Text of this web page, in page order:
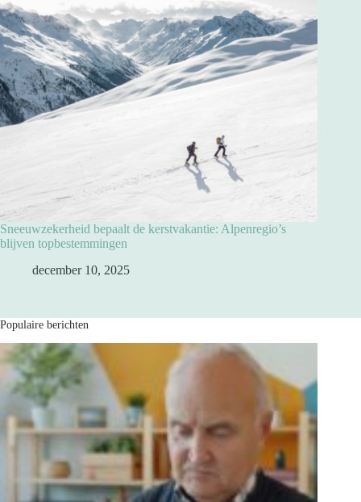
Sneeuwzekerheid bepaalt de kerstvakantie: Alpenregio’s
blijven topbestemmingen
december 10, 2025
Populaire berichten